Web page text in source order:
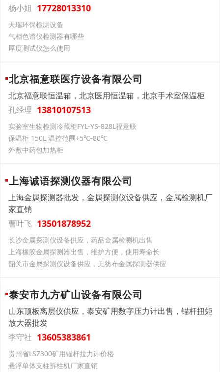
杨小姐 17728013310
天瑞环保检测设备
气相色谱仪检测器有哪些
厚度测试仪怎么使用
北京福意联医疗设备有限公司
北京福意联恒温箱，北京医用恒温箱，北京手术室保温柜
孔经理 13810107513
实验室生物检测冷藏柜FYL-YS-828L福意联
保温柜 150L 温控范围+5℃-80℃
外敷中药包加热柜
上海诚语探测仪器有限公司
上海金属探测器批发，金属探测仪设备供应，金属检测机厂
家直销
曹叶飞 13501878952
长沙金属探测仪设备供应，药品金属检测机出售
上海橡胶金属探测器出售，维护方便，使用寿命长
韶关市金属探测仪设备供应，无纺布金属探测器供应
泰安市九方矿山设备有限公司
山东顶板离层仪供应，泰安矿用数字压力计出售，锚杆扭矩
放大器批发
李守社 13605383861
贵州省LSZ300矿用锚杆拉力计价格
悬浮单体支柱拆柱机厂家直销